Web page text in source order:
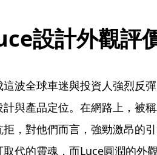
設計外觀評
這波全球車迷與投資人強烈反
計與產品定位。在網路上，被
拒，對他們而言，強勁激昂的
取代的靈魂，而Luce圓潤的外